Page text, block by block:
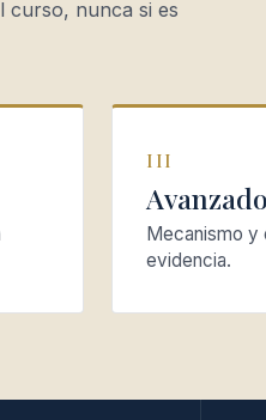
curso, nunca si es
III
Avanzado
Mecanismo y
evidencia.